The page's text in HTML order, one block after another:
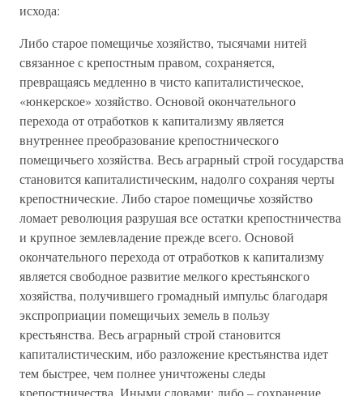
исхода:
Либо старое помещичье хозяйство, тысячами нитей
связанное с крепостным правом, сохраняется,
превращаясь медленно в чисто капиталистическое,
«юнкерское» хозяйство. Основой окончательного
перехода от отработков к капитализму является
внутреннее преобразование крепостнического
помещичьего хозяйства. Весь аграрный строй государства
становится капиталистическим, надолго сохраняя черты
крепостнические. Либо старое помещичье хозяйство
ломает революция разрушая все остатки крепостничества
и крупное землевладение прежде всего. Основой
окончательного перехода от отработков к капитализму
является свободное развитие мелкого крестьянского
хозяйства, получившего громадный импульс благодаря
экспроприации помещичьих земель в пользу
крестьянства. Весь аграрный строй становится
капиталистическим, ибо разложение крестьянства идет
тем быстрее, чем полнее уничтожены следы
крепостничества. Иными словами: либо – сохранение